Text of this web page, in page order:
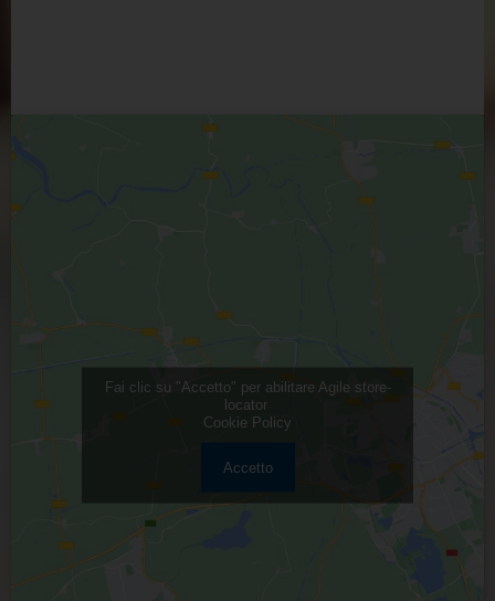
Fai clic su "Accetto" per abilitare Agile store-
locator
Cookie Policy
Accetto